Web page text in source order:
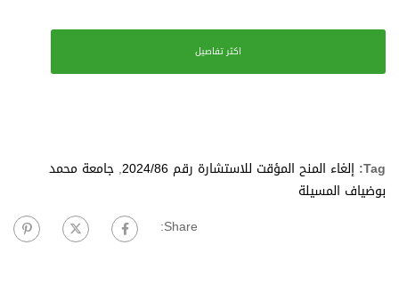
اكثر تفاصيل
Tag: إلغاء المنح المؤقت للاستشارة رقم 2024/86 , جامعة محمد
بوضياف المسيلة
Share: